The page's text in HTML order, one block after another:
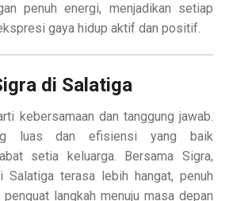
penuh energi, menjadikan setiap
gaya hidup aktif dan positif.
di Salatiga
kebersamaan dan tanggung jawab.
luas dan efisiensi yang baik
setia keluarga. Bersama Sigra,
Salatiga terasa lebih hangat, penuh
langkah menuju masa depan